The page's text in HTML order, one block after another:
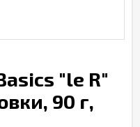
"le R"
90 г,